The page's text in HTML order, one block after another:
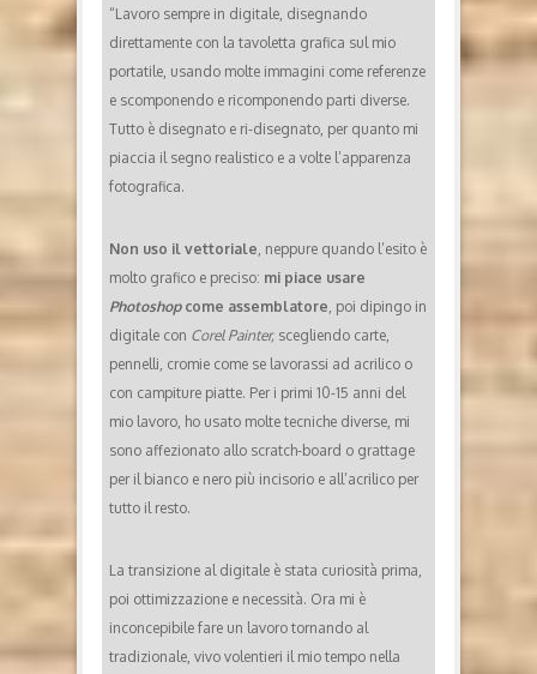
“Lavoro sempre in digitale, disegnando
direttamente con la tavoletta grafica sul mio
portatile, usando molte immagini come referenze
e scomponendo e ricomponendo parti diverse.
Tutto è disegnato e ri-disegnato, per quanto mi
piaccia il segno realistico e a volte l’apparenza
fotografica.
Non uso il vettoriale , neppure quando l’esito è
molto grafico e preciso: mi piace usare
Photoshopcome assemblatore , poi dipingo in
digitale con Corel Painter, scegliendo carte,
pennelli, cromie come se lavorassi ad acrilico o
con campiture piatte. Per i primi 10-15 anni del
mio lavoro, ho usato molte tecniche diverse, mi
sono affezionato allo scratch-board o grattage
per il bianco e nero più incisorio e all’acrilico per
tutto il resto.
La transizione al digitale è stata curiosità prima,
poi ottimizzazione e necessità. Ora mi è
inconcepibile fare un lavoro tornando al
tradizionale, vivo volentieri il mio tempo nella